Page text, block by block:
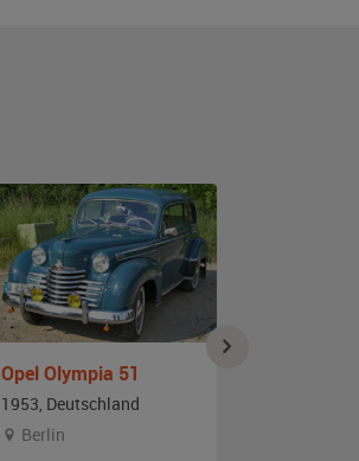
Opel Olympia 51
1953, Deutschland
Berlin